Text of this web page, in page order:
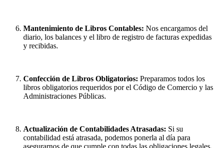
Mantenimiento de Libros Contables: Nos encargamos del
diario, los balances y el libro de registro de facturas expedidas
y recibidas.
Confección de Libros Obligatorios: Preparamos todos los
libros obligatorios requeridos por el Código de Comercio y las
Administraciones Públicas.
Actualización de Contabilidades Atrasadas: Si su
contabilidad está atrasada, podemos ponerla al día para
asegurarnos de que cumple con todas las obligaciones legales.